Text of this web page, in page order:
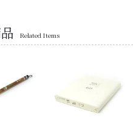
Related Items